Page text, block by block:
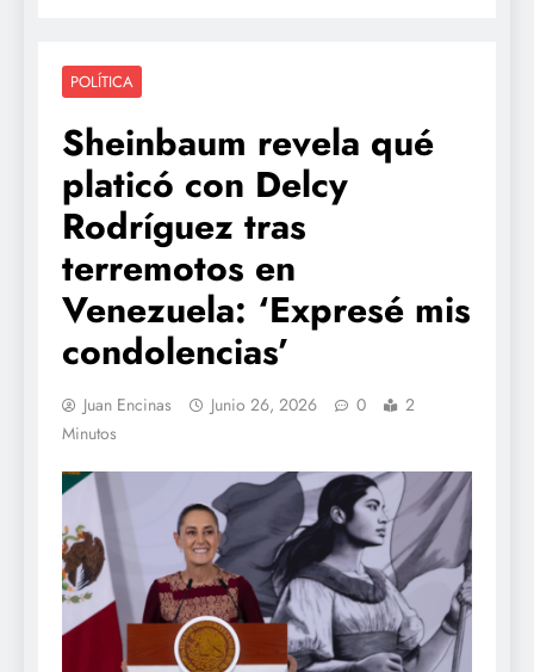
POLÍTICA
Sheinbaum revela qué
platicó con Delcy
Rodríguez tras
terremotos en
Venezuela: ‘Expresé mis
condolencias’
Juan Encinas Junio 26, 2026 0
2
Minutos